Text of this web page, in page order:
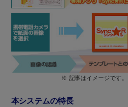
※ 記事はイメージです。
本システムの特長